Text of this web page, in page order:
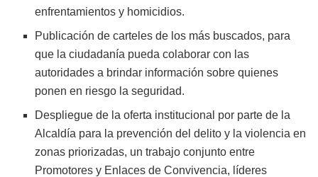
enfrentamientos y homicidios.
Publicación de carteles de los más buscados, para
que la ciudadanía pueda colaborar con las
autoridades a brindar información sobre quienes
ponen en riesgo la seguridad.
Despliegue de la oferta institucional por parte de la
Alcaldía para la prevención del delito y la violencia en
zonas priorizadas, un trabajo conjunto entre
Promotores y Enlaces de Convivencia, líderes